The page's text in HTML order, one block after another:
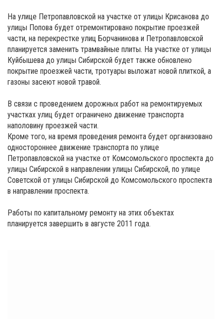
На улице Петропавловской на участке от улицы Крисанова до
улицы Попова будет отремонтировано покрытие проезжей
части, на перекрестке улиц Борчанинова и Петропавловской
планируется заменить трамвайные плиты. На участке от улицы
Куйбышева до улицы Сибирской будет также обновлено
покрытие проезжей части, тротуары выложат новой плиткой, а
газоны засеют новой травой.
В связи с проведением дорожных работ на ремонтируемых
участках улиц будет ограничено движение транспорта
наполовину проезжей части.
Кроме того, на время проведения ремонта будет организовано
одностороннее движение транспорта по улице
Петропавловской на участке от Комсомольского проспекта до
улицы Сибирской в направлении улицы Сибирской, по улице
Советской от улицы Сибирской до Комсомольского проспекта
в направлении проспекта.
Работы по капитальному ремонту на этих объектах
планируется завершить в августе 2011 года.